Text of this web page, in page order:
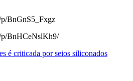
BnGnS5_Fxgz
p/BnHCeNslKh9/
é criticada por seios siliconados